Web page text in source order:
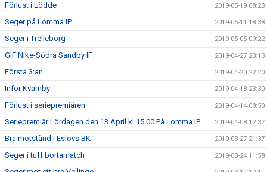
Förlust i Lödde 2019-05-19 08:23
Seger på Lomma IP 2019-05-11 18:38
Seger i Trelleborg 2019-05-05 09:22
GIF Nike-Södra Sandby IF 2019-04-27 23:13
Första 3:an 2019-04-20 22:20
Inför Kvarnby 2019-04-18 23:30
Förlust i seriepremiären 2019-04-14 08:50
Seriepremiär Lördagen den 13 April kl 15.00 På Lomma IP 2019-04-08 12:37
Bra motstånd i Eslövs BK 2019-03-27 21:37
Seger i tuff bortamatch 2019-03-24 11:58